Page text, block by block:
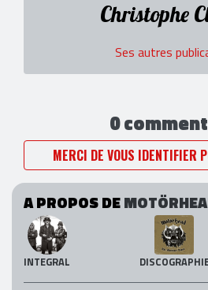
Christophe
Ses autres
0
MERCI DE VOUS IDENTIFIER
A PROPOS DE
INTEGRAL